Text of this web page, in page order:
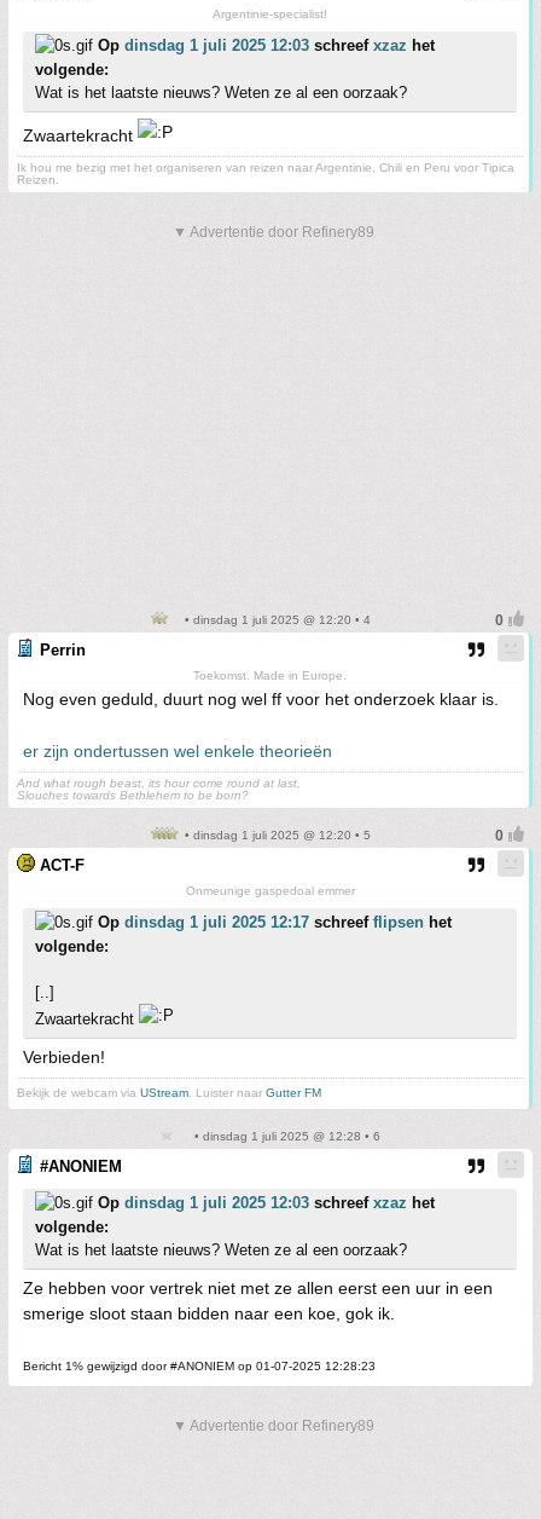
Argentinie-specialist!
Op dinsdag 1 juli 2025 12:03 schreef xzaz het
volgende:
Wat is het laatste nieuws? Weten ze al een oorzaak?
Zwaartekracht
Ik hou me bezig met het organiseren van reizen naar Argentinie, Chili en Peru voor Tipica
Reizen.
▼ Advertentie door Refinery89
• dinsdag 1 juli 2025 @ 12:20 • 4
Perrin
Toekomst. Made in Europe.
Nog even geduld, duurt nog wel ff voor het onderzoek klaar is.
er zijn ondertussen wel enkele theorieën
And what rough beast, its hour come round at last,
Slouches towards Bethlehem to be born?
• dinsdag 1 juli 2025 @ 12:20 • 5
ACT-F
Onmeunige gaspedoal emmer
Op dinsdag 1 juli 2025 12:17 schreef flipsen het
volgende:
[..]
Zwaartekracht
Verbieden!
Bekijk de webcam via UStream . Luister naar Gutter FM
• dinsdag 1 juli 2025 @ 12:28 • 6
#ANONIEM
Op dinsdag 1 juli 2025 12:03 schreef xzaz het
volgende:
Wat is het laatste nieuws? Weten ze al een oorzaak?
Ze hebben voor vertrek niet met ze allen eerst een uur in een
smerige sloot staan bidden naar een koe, gok ik.
Bericht 1% gewijzigd door #ANONIEM op 01-07-2025 12:28:23
▼ Advertentie door Refinery89